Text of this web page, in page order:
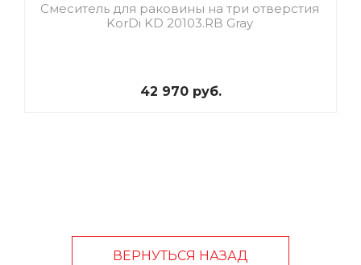
Смеситель для раковины на три отверстия
KorDi KD 20103.RB Gray
42 970 руб.
ВЕРНУТЬСЯ НАЗАД